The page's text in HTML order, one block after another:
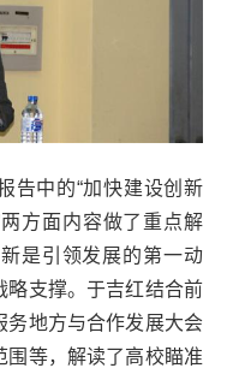
告中的“加快建设创新
方面内容做了重点解
是引领发展的第一动
略支撑。于吉红结合前
务地方与合作发展大会
围等，解读了高校瞄准